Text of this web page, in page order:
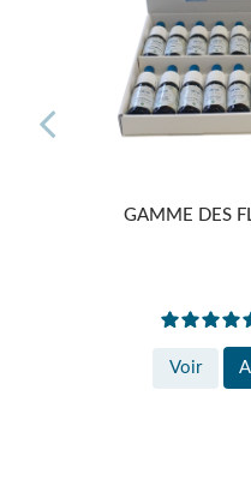
GAMME DES
Voir